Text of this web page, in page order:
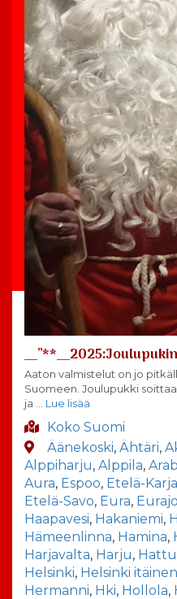
Aaton valmistelut on jo
Suomeen. Joulupukki
ja … Lue lisää
Koko Suomi
Äänekoski, Ähtäri,
Alppiharju, Alppila,
Aura, Espoo, Etelä-
Etelä-Savo, Eura,
Haapavesi, Hakaniemi,
Hämeenlinna, Hamina,
Harjavalta, Harju,
Helsinki, Helsinki
Hermanni, Hki, Hollola,